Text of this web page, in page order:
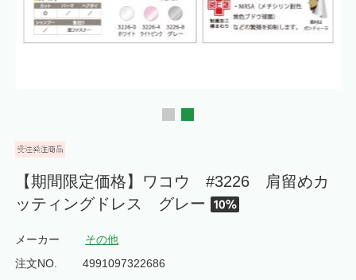
【期間限定価格】ワコウ #3226 肩留めカ
ッティングドレス グレー
メーカー
その他
注文NO.
4991097322686